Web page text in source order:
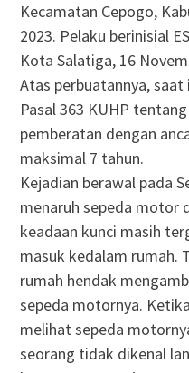
Kecamatan Cepogo,
2023. Pelaku berinisial
Kota Salatiga, 16
Atas perbuatannya,
Pasal 363 KUHP
pemberatan dengan
maksimal 7 tahun.
Kejadian berawal pada
menaruh sepeda motor
keadaan kunci masih
masuk kedalam rumah.
rumah hendak
sepeda motornya.
melihat sepeda
seorang tidak dikenal